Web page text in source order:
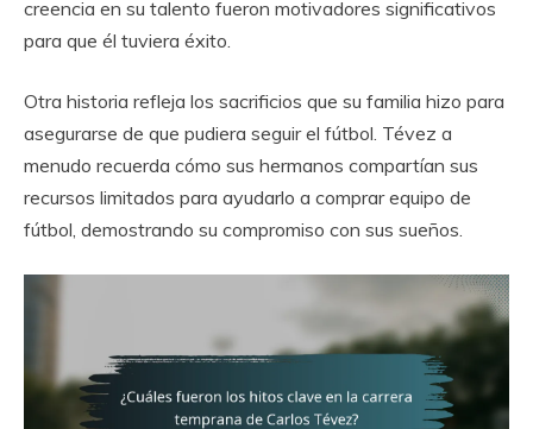
creencia en su talento fueron motivadores significativos
para que él tuviera éxito.
Otra historia refleja los sacrificios que su familia hizo para
asegurarse de que pudiera seguir el fútbol. Tévez a
menudo recuerda cómo sus hermanos compartían sus
recursos limitados para ayudarlo a comprar equipo de
fútbol, demostrando su compromiso con sus sueños.